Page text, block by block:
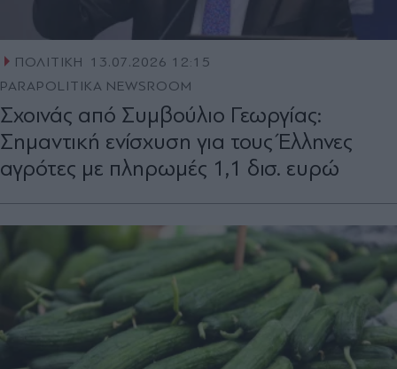
ΠΟΛΙΤΙΚΗ
13.07.2026 12:15
PARAPOLITIKA NEWSROOM
Σχοινάς από Συμβούλιο Γεωργίας:
Σημαντική ενίσχυση για τους Έλληνες
αγρότες με πληρωμές 1,1 δισ. ευρώ